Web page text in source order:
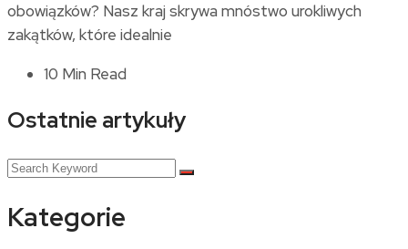
obowiązków? Nasz kraj skrywa mnóstwo urokliwych
zakątków, które idealnie
10 Min Read
Ostatnie artykuły
Kategorie